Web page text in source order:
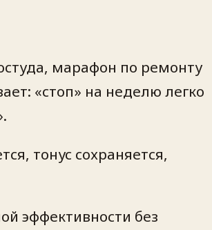
марафон по ремонту
«стоп» на неделю легко
тонус сохраняется,
эффективности без